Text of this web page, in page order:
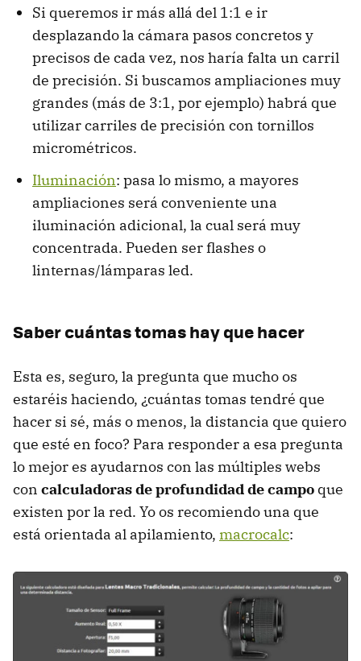
Si queremos ir más allá del 1:1 e ir
desplazando la cámara pasos concretos y
precisos de cada vez, nos haría falta un carril
de precisión. Si buscamos ampliaciones muy
grandes (más de 3:1, por ejemplo) habrá que
utilizar carriles de precisión con tornillos
micrométricos.
Iluminación: pasa lo mismo, a mayores
ampliaciones será conveniente una
iluminación adicional, la cual será muy
concentrada. Pueden ser flashes o
linternas/lámparas led.
Saber cuántas tomas hay que hacer
Esta es, seguro, la pregunta que mucho os
estaréis haciendo, ¿cuántas tomas tendré que
hacer si sé, más o menos, la distancia que quiero
que esté en foco? Para responder a esa pregunta
lo mejor es ayudarnos con las múltiples webs
con calculadoras de profundidad de campo que
existen por la red. Yo os recomiendo una que
está orientada al apilamiento, macrocalc: